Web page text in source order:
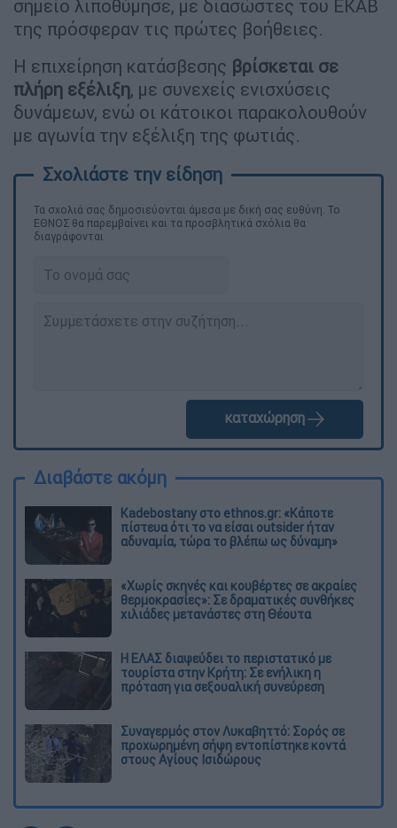
σημείο λιποθύμησε, με διασώστες του ΕΚΑΒ
της πρόσφεραν τις πρώτες βοήθειες.
Η επιχείρηση κατάσβεσης βρίσκεται σε
πλήρη εξέλιξη, με συνεχείς ενισχύσεις
δυνάμεων, ενώ οι κάτοικοι παρακολουθούν
με αγωνία την εξέλιξη της φωτιάς.
Τα σχολιά σας δημοσιεύονται άμεσα με δική σας ευθύνη. Το
ΕΘΝΟΣ θα παρεμβαίνει και τα προσβλητικά σχόλια θα
διαγράφονται
καταχώρηση
Διαβάστε ακόμη
Kadebostany στο ethnos.gr: «Κάποτε
πίστευα ότι το να είσαι outsider ήταν
αδυναμία, τώρα το βλέπω ως δύναμη»
«Χωρίς σκηνές και κουβέρτες σε ακραίες
θερμοκρασίες»: Σε δραματικές συνθήκες
χιλιάδες μετανάστες στη Θέουτα
Η ΕΛΑΣ διαψεύδει το περιστατικό με
τουρίστα στην Κρήτη: Σε ενήλικη η
πρόταση για σεξουαλική συνεύρεση
Συναγερμός στον Λυκαβηττό: Σορός σε
προχωρημένη σήψη εντοπίστηκε κοντά
στους Αγίους Ισιδώρους